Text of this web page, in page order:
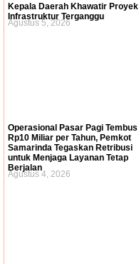
Kepala Daerah Khawatir Proyek
Infrastruktur Terganggu
Agustus 5, 2026
Operasional Pasar Pagi Tembus
Rp10 Miliar per Tahun, Pemkot
Samarinda Tegaskan Retribusi
untuk Menjaga Layanan Tetap
Berjalan
Agustus 4, 2026